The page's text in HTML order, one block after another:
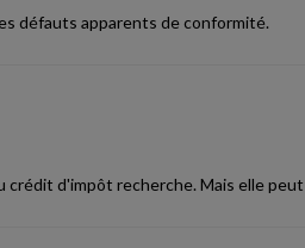
défauts apparents de conformité.
d'impôt recherche. Mais elle peut